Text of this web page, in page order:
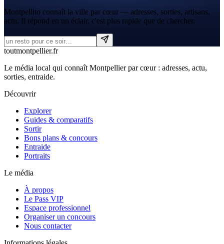
Montpellito connaît la ville par cœur — adresses, sorties, artisans,
actu. Il répond en un éclair, c'est plus rapide que de chercher.
toutmontpellier.fr
Le média local qui connaît Montpellier par cœur : adresses, actu,
sorties, entraide.
Découvrir
Explorer
Guides & comparatifs
Sortir
Bons plans & concours
Entraide
Portraits
Le média
À propos
Le Pass VIP
Espace professionnel
Organiser un concours
Nous contacter